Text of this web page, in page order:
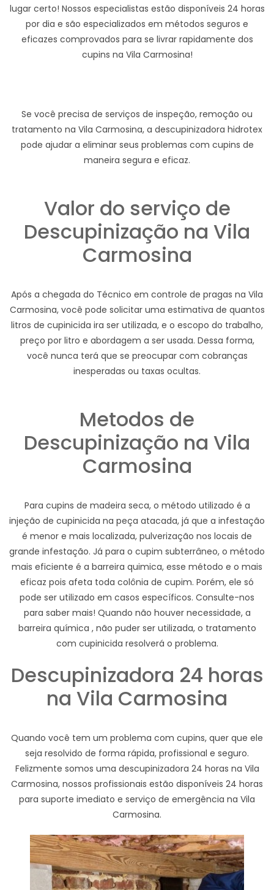
lugar certo! Nossos especialistas estão disponíveis 24 horas
por dia e são especializados em métodos seguros e
eficazes comprovados para se livrar rapidamente dos
cupins na Vila Carmosina!
Se você precisa de serviços de inspeção, remoção ou
tratamento na Vila Carmosina, a descupinizadora hidrotex
pode ajudar a eliminar seus problemas com cupins de
maneira segura e eficaz.
Valor do serviço de
Descupinização na Vila
Carmosina
Após a chegada do Técnico em controle de pragas na Vila
Carmosina, você pode solicitar uma estimativa de quantos
litros de cupinicida ira ser utilizada, e o escopo do trabalho,
preço por litro e abordagem a ser usada. Dessa forma,
você nunca terá que se preocupar com cobranças
inesperadas ou taxas ocultas.
Metodos de
Descupinização na Vila
Carmosina
Para cupins de madeira seca, o método utilizado é a
injeção de cupinicida na peça atacada, já que a infestação
é menor e mais localizada, pulverização nos locais de
grande infestação. Já para o cupim subterrâneo, o método
mais eficiente é a barreira quimica, esse método e o mais
eficaz pois afeta toda colônia de cupim. Porém, ele só
pode ser utilizado em casos específicos. Consulte-nos
para saber mais! Quando não houver necessidade, a
barreira química , não puder ser utilizada, o tratamento
com cupinicida resolverá o problema.
Descupinizadora 24 horas
na Vila Carmosina
Quando você tem um problema com cupins, quer que ele
seja resolvido de forma rápida, profissional e seguro.
Felizmente somos uma descupinizadora 24 horas na Vila
Carmosina, nossos profissionais estão disponíveis 24 horas
para suporte imediato e serviço de emergência na Vila
Carmosina.